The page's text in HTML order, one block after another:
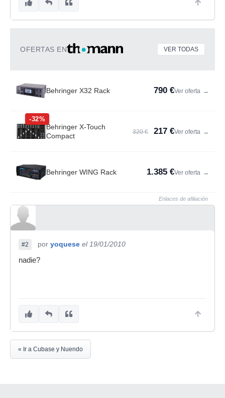
OFERTAS EN VER TODAS
Behringer X32 Rack 790 €Ver oferta →
-32%
Behringer X-Touch
Compact
320 € 217 €Ver oferta →
Behringer WING Rack 1.385 €Ver oferta →
Enlaces de afiliación
#2 por yoquese el 19/01/2010
nadie?
« Ir a Cubase y Nuendo